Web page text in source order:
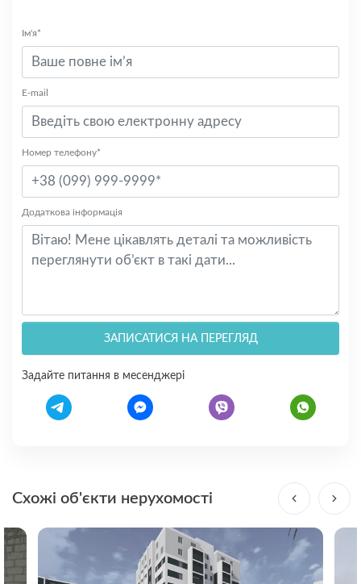
Ім'я*
E-mail
Номер телефону*
Додаткова інформація
ЗАПИСАТИСЯ НА ПЕРЕГЛЯД
Задайте питання в месенджері
Схожі об'єкти нерухомості